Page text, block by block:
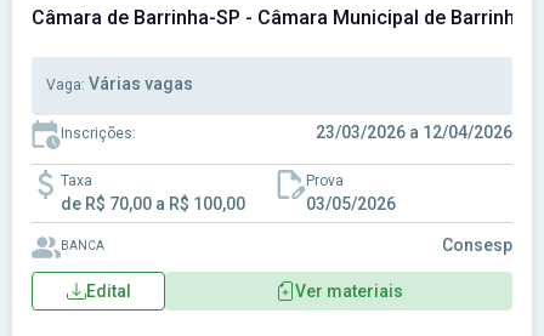
Câmara de Barrinha-SP - Câmara Municipal de Barrinha-
Vaga: Várias vagas
Inscrições: 23/03/2026 a 12/04/2026
Taxa
de R$ 70,00 a R$ 100,00
Prova
03/05/2026
BANCA Consesp
Edital Ver materiais